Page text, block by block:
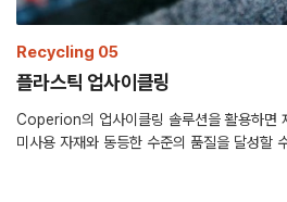
Recycling 05
플라스틱 업사이클링
Coperion의 업사이클링 솔루션을 활용하면
미사용 자재와 동등한 수준의 품질을 달성할